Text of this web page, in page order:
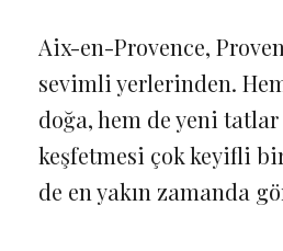
Aix-en-Provence,
sevimli yerlerinden.
doğa, hem de yeni
keşfetmesi çok keyifli
de en yakın zamanda